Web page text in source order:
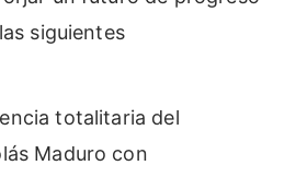
siguientes
totalitaria del
Maduro con